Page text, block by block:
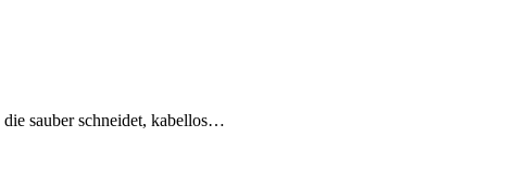
sauber schneidet, kabellos…